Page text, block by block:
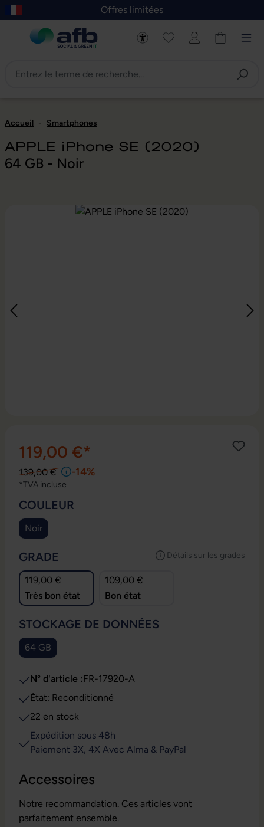
au contenu principal
Skip to B2B platform navigation
Offres limitées
Accueil - Smartphones
APPLE iPhone SE (2020)
64 GB - Noir
Ignorer la galerie d'images
119,00 €*
139,00 € -14%
*TVA incluse
SÉLECTIONNEZ
COULEUR
Noir
Détails sur les grades
SÉLECTIONNEZ
GRADE
119,00 €
Très bon état
109,00 €
Bon état
SÉLECTIONNEZ
STOCKAGE DE DONNÉES
64 GB
N° d'article :FR-17920-A
État: Reconditionné
22 en stock
Expédition sous 48h
Paiement 3X, 4X Avec Alma & PayPal
Accessoires
Notre recommandation. Ces articles vont
parfaitement ensemble.